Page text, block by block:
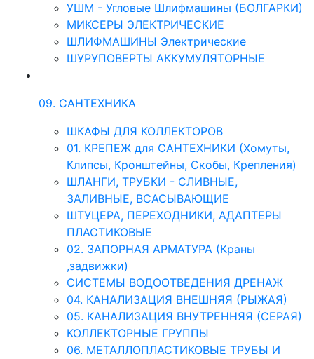
УШМ - Угловые Шлифмашины (БОЛГАРКИ)
МИКСЕРЫ ЭЛЕКТРИЧЕСКИЕ
ШЛИФМАШИНЫ Электрические
ШУРУПОВЕРТЫ АККУМУЛЯТОРНЫЕ
09. САНТЕХНИКА
ШКАФЫ ДЛЯ КОЛЛЕКТОРОВ
01. КРЕПЕЖ для САНТЕХНИКИ (Хомуты,
Клипсы, Кронштейны, Скобы, Крепления)
ШЛАНГИ, ТРУБКИ - СЛИВНЫЕ,
ЗАЛИВНЫЕ, ВСАСЫВАЮЩИЕ
ШТУЦЕРА, ПЕРЕХОДНИКИ, АДАПТЕРЫ
ПЛАСТИКОВЫЕ
02. ЗАПОРНАЯ АРМАТУРА (Краны
,задвижки)
СИСТЕМЫ ВОДООТВЕДЕНИЯ ДРЕНАЖ
04. КАНАЛИЗАЦИЯ ВНЕШНЯЯ (РЫЖАЯ)
05. КАНАЛИЗАЦИЯ ВНУТРЕННЯЯ (СЕРАЯ)
КОЛЛЕКТОРНЫЕ ГРУППЫ
06. МЕТАЛЛОПЛАСТИКОВЫЕ ТРУБЫ И